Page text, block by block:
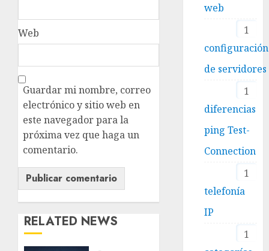
Web
Guardar mi nombre, correo
electrónico y sitio web en
este navegador para la
próxima vez que haga un
comentario.
RELATED NEWS
web
1
configuración
de servidores
1
diferencias
ping Test-
Connection
1
telefonía
IP
1